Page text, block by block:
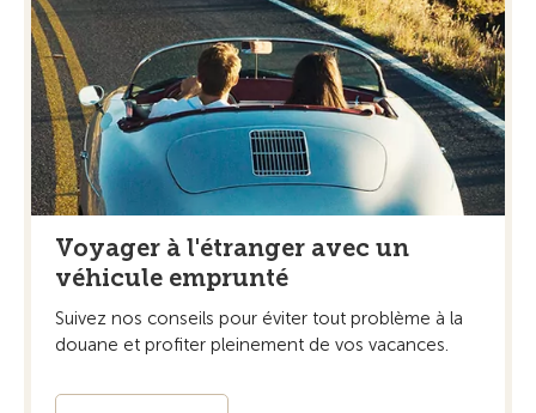
Voyager à l'étranger avec un
véhicule emprunté
Suivez nos conseils pour éviter tout problème à la
douane et profiter pleinement de vos vacances.